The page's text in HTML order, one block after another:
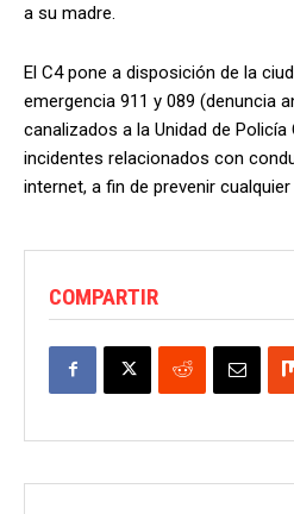
a su madre.
El C4 pone a disposición de la
emergencia 911 y 089 (denuncia
canalizados a la Unidad de
incidentes relacionados con
internet, a fin de prevenir
COMPARTIR